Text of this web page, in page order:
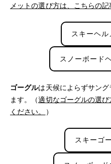
メットの選び方は、こちらの記
スキーヘル
スノーボード
ゴーグルは天候によらずサン
ます。（適切なゴーグルの選
ください。
）
スキーゴ